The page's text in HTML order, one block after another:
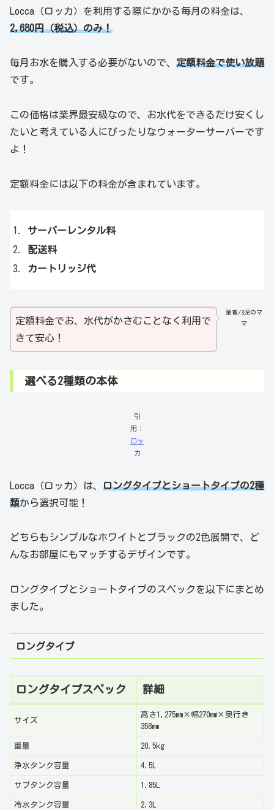
Locca（ロッカ）を利用する際にかかる毎月の料金は、
2,680円（税込）のみ！
毎月お水を購入する必要がないので、 定額料金で使い放題
です。
この価格は業界最安級なので、お水代をできるだけ安くし
たいと考えている人にぴったりなウォーターサーバーです
よ！
定額料金には以下の料金が含まれています。
サーバーレンタル料
配送料
カートリッジ代
筆者/3児のマ
マ
定額料金でお、水代がかさむことなく利用で
きて安心！
選べる2種類の本体
引
用：
ロッ
カ
Locca（ロッカ）は、 ロングタイプとショートタイプの2種
類から選択可能！
どちらもシンプルなホワイトとブラックの2色展開で、ど
んなお部屋にもマッチするデザインです。
ロングタイプとショートタイプのスペックを以下にまとめ
ました。
ロングタイプ
ロングタイプスペック 詳細
サイズ
高さ1,275mm×幅270mm×奥行き
358mm
重量 20.5kg
浄水タンク容量 4.5L
サブタンク容量 1.85L
冷水タンク容量 2.3L